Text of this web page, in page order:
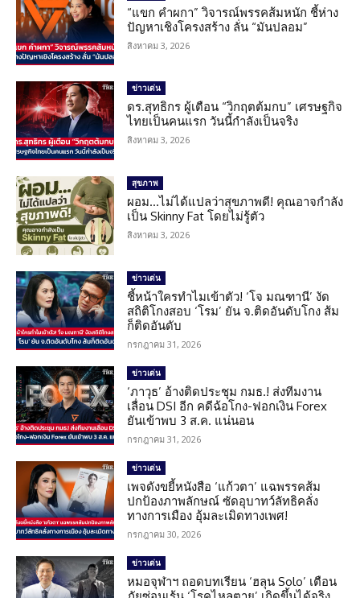
“แขก คำผกา” วิจารณ์พรรคส้มหนัก ชี้ห่าง
ปัญหาเชิงโครงสร้าง ลั่น “มันปลอม”
สิงหาคม 3, 2026
ข่าวเด่น
ดร.สุทธิกร ผู้เตือน “วิกฤตต้มกบ” เศรษฐกิจ
ไทยเป็นคนแรก วันนี้กำลังเป็นจริง
สิงหาคม 3, 2026
สุขภาพ
ผอม…ไม่ได้แปลว่าสุขภาพดี! คุณอาจกำลัง
เป็น Skinny Fat โดยไม่รู้ตัว
สิงหาคม 3, 2026
ข่าวเด่น
ชี้หน้าใครทำไมเข้าตัว! ‘โจ มณฑานี’ งัด
สถิติโกงสอบ ‘โรม’ ยัน จ.ติดอันดับโกง ส้ม
ก็ติดอันดับ
กรกฎาคม 31, 2026
ข่าวเด่น
‘ภาวุธ’ อ้างติดประชุม กมธ.! ส่งทีมงาน
เลื่อน DSI อีก คดีฉ้อโกง-ฟอกเงิน Forex
ยันเข้าพบ 3 ส.ค. แน่นอน
กรกฎาคม 31, 2026
ข่าวเด่น
เพจดังขยี้หนังสือ ‘แก้วตา’ แฉพรรคส้ม
ปกป้องภาพลักษณ์ ซัดอุบาทว์ลัทธิคลั่ง
ทางการเมือง อุ้มละเมิดทางเพศ!
กรกฎาคม 30, 2026
ข่าวเด่น
หมอจุฬาฯ ถอดบทเรียน ‘ฮลุน Solo’ เตือน